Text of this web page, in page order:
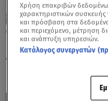
27.08.25, 17:11
FΥ - Αλεξία
τον γάμο τους
Χρήση επακριβών
χαρακτηριστικών
και πρόσβαση στα
και περιεχόμενο, μέτρηση
και ανάπτυξη υπηρεσιών.
Κατάλογος συνεργατών